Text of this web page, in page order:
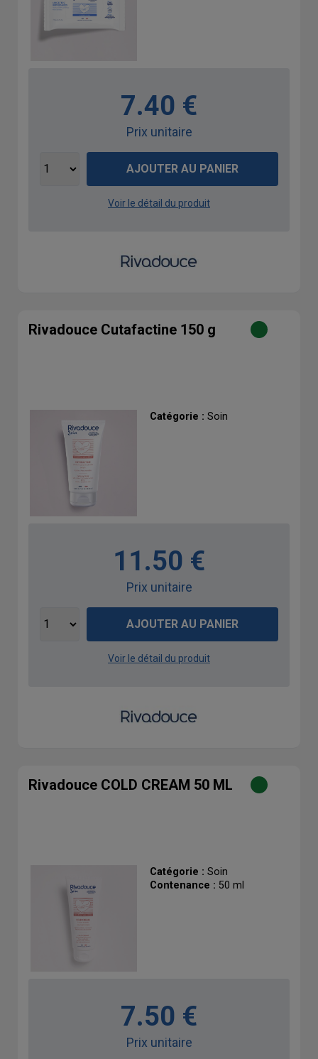
7.40 €
Prix unitaire
AJOUTER AU PANIER
Voir le détail du produit
Rivadouce Cutafactine 150 g
Catégorie : Soin
11.50 €
Prix unitaire
AJOUTER AU PANIER
Voir le détail du produit
Rivadouce COLD CREAM 50 ML
Catégorie : Soin
Contenance : 50 ml
7.50 €
Prix unitaire